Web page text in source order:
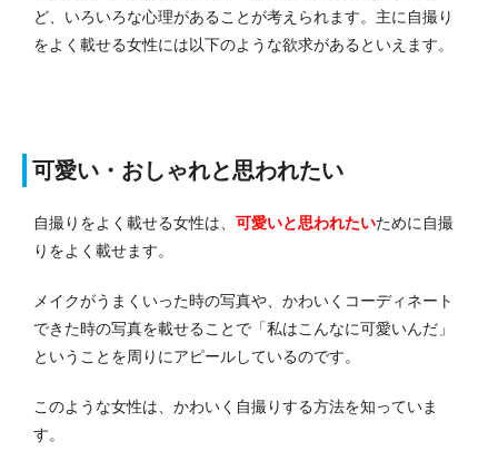
ど、いろいろな心理があることが考えられます。主に自撮り
をよく載せる女性には以下のような欲求があるといえます。
可愛い・おしゃれと思われたい
自撮りをよく載せる女性は、 可愛いと思われたいために自撮
りをよく載せます。
メイクがうまくいった時の写真や、かわいくコーディネート
できた時の写真を載せることで「私はこんなに可愛いんだ」
ということを周りにアピールしているのです。
このような女性は、かわいく自撮りする方法を知っていま
す。